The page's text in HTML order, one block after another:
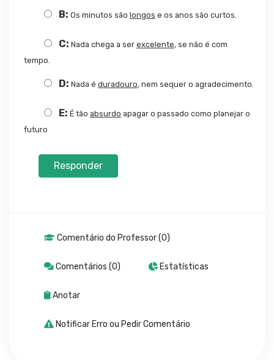
B: Os minutos são longos e os anos são curtos.
C: Nada chega a ser excelente, se não é com
tempo.
D: Nada é duradouro, nem sequer o agradecimento.
E: É tão absurdo apagar o passado como planejar o
futuro
Responder
Comentário do Professor (0)
Comentários (0) Estatísticas
Anotar
Notificar Erro ou Pedir Comentário